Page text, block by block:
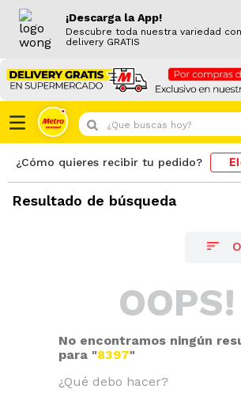
¡Descarga la App!
Descubre toda nuestra variedad con
delivery GRATIS
¿Que buscas hoy?
¿Cómo quieres recibir tu pedido?
Resultado de búsqueda
OOPS!
No encontramos ningún
para "8397"
¿Qué debo hacer?